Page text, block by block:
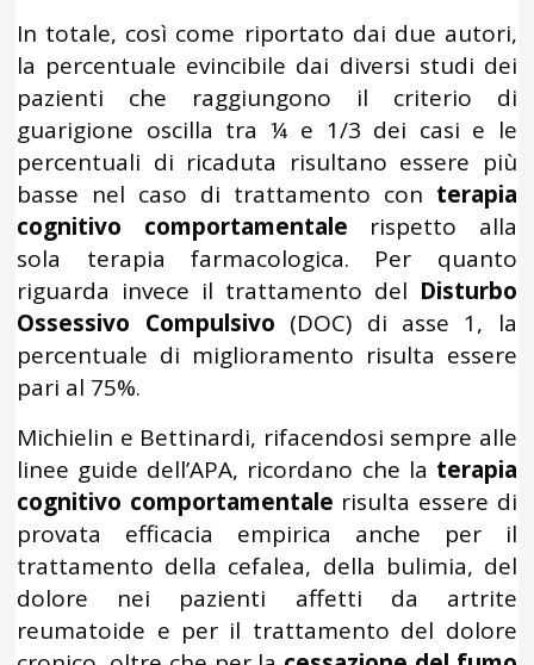
In totale, così come riportato dai due autori,
la percentuale evincibile dai diversi studi dei
pazienti che raggiungono il criterio di
guarigione oscilla tra ¼ e 1/3 dei casi e le
percentuali di ricaduta risultano essere più
basse nel caso di trattamento con terapia
cognitivo comportamentale rispetto alla
sola terapia farmacologica. Per quanto
riguarda invece il trattamento del Disturbo
Ossessivo Compulsivo (DOC) di asse 1, la
percentuale di miglioramento risulta essere
pari al 75%.
Michielin e Bettinardi, rifacendosi sempre alle
linee guide dell’APA, ricordano che la terapia
cognitivo comportamentale risulta essere di
provata efficacia empirica anche per il
trattamento della cefalea, della bulimia, del
dolore nei pazienti affetti da artrite
reumatoide e per il trattamento del dolore